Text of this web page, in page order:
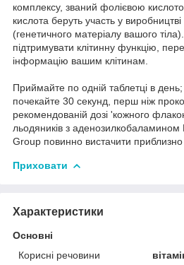
комплексу, званий фолієвою
кислота беруть участь у
(генетичного матеріалу вашого
підтримувати клітинну функцію,
інформацію вашим клітинам.
Приймайте по одній таблетці в день;
почекайте 30 секунд, перш ніж
рекомендованій дозі 'кожного
льодяників з аденозилкобаламином
Group повинно вистачити приблизно
Приховати
Характеристики
Основні
Корисні речовини